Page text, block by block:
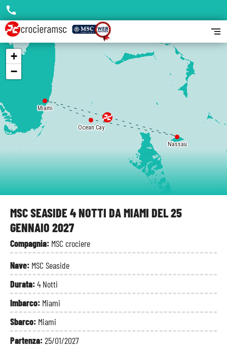
MSC SEASIDE 4 NOTTI DA MIAMI DEL 25
GENNAIO 2027
Compagnia: MSC crociere
Nave: MSC Seaside
Durata:4 Notti
Imbarco: Miami
Sbarco: Miami
Partenza:25/01/2027
Miami
Nassau
Ocean Cay
+
−
call
segment